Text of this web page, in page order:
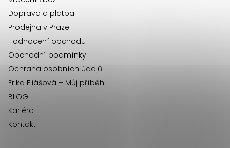
Doprava a platba
Prodejna v Praze
Hodnocení obchodu
Obchodní podmínky
Ochrana osobních údajů
Erika Eliášová – Můj příběh
BLOG
Kariéra
Kontakt